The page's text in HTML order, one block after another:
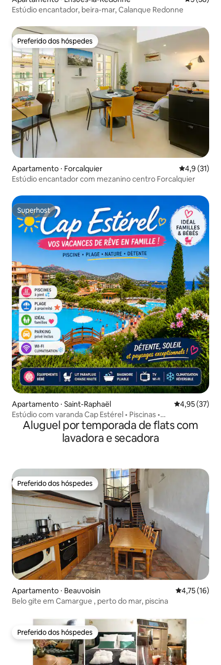
Estúdio encantador, beira-mar, Calanque Redonne
Preferido dos hóspedes
Preferido dos hóspedes
Apartamento ⋅ Forcalquier 4,9 de uma
4,9 (31)
Estúdio encantador com mezanino centro Forcalquier
Superhost
Superhost
Apartamento ⋅ Saint-Raphaël 4,95 de uma
4,95 (37)
Estúdio com varanda Cap Estérel • Piscinas •
Estacionamento
Aluguel por temporada de flats com
lavadora e secadora
Preferido dos hóspedes
Preferido dos hóspedes
Apartamento ⋅ Beauvoisin 4,75 de uma
4,75 (16)
Belo gite em Camargue , perto do mar, piscina
Preferido dos hóspedes
Preferido dos hóspedes